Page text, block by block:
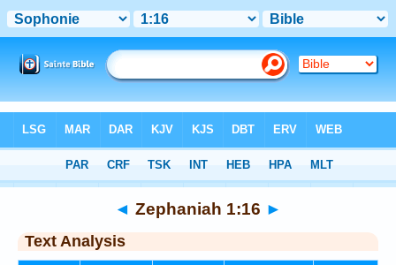
> Zephaniah 1:16
◄ Zephaniah 1:16 ►
Text Analysis